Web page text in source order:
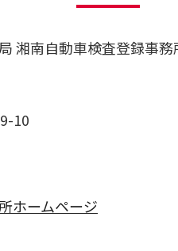
湘南自動車検査登録事務
10
ホームページ